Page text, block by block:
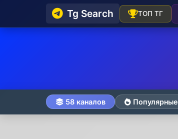
Tg Search ТОП ТГ
58 каналов Популярные